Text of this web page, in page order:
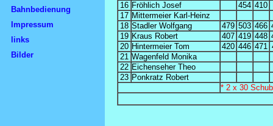
Bahnbedienung
Impressum
links
Bilder
16 Fröhlich Josef 454 410
17 Mittermeier Karl-Heinz
18 Stadler Wolfgang 479 503 466
19 Kraus Robert 407 419 448
20 Hintermeier Tom 420 446 471
21 Wagenfeld Monika
22 Eichenseher Theo
23 Ponkratz Robert
* 2 x 30